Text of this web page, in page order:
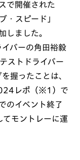
で開催された
・スピード」
しました。
バーの角田裕毅
ストドライバー
握ったことは、
レポ（※1）で
のイベント終了
モントレーに運